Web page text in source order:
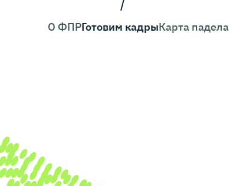
О ФПРГотовим кадрыКарта падела